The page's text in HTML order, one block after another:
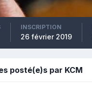
INSCRIPTION
26 février 2019
posté(e)s par KCM